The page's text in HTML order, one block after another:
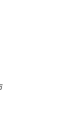
癖をもとにした
人が使いこなせる
誰にとってもわ
デザイン力が私
サービスを届け
ています！